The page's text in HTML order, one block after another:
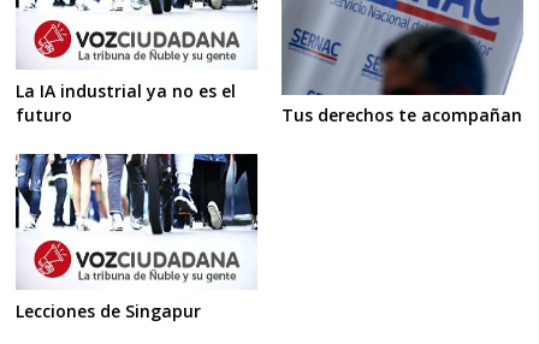
La IA industrial ya no es el
futuro
Tus derechos te acompañan
Lecciones de Singapur